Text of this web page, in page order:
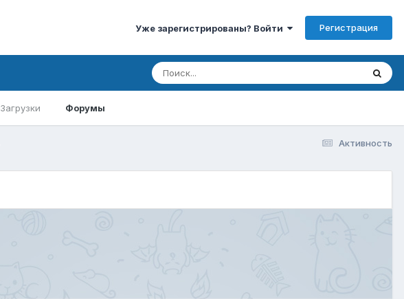
Уже зарегистрированы? Войти Регистрация
Загрузки Форумы
Активность